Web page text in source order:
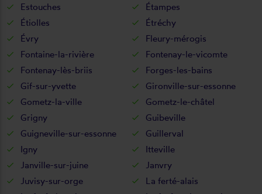
Estouches
Étampes
Étiolles
Étréchy
Évry
Fleury-mérogis
Fontaine-la-rivière
Fontenay-le-vicomte
Fontenay-lès-briis
Forges-les-bains
Gif-sur-yvette
Gironville-sur-essonne
Gometz-la-ville
Gometz-le-châtel
Grigny
Guibeville
Guigneville-sur-essonne
Guillerval
Igny
Itteville
Janville-sur-juine
Janvry
Juvisy-sur-orge
La ferté-alais